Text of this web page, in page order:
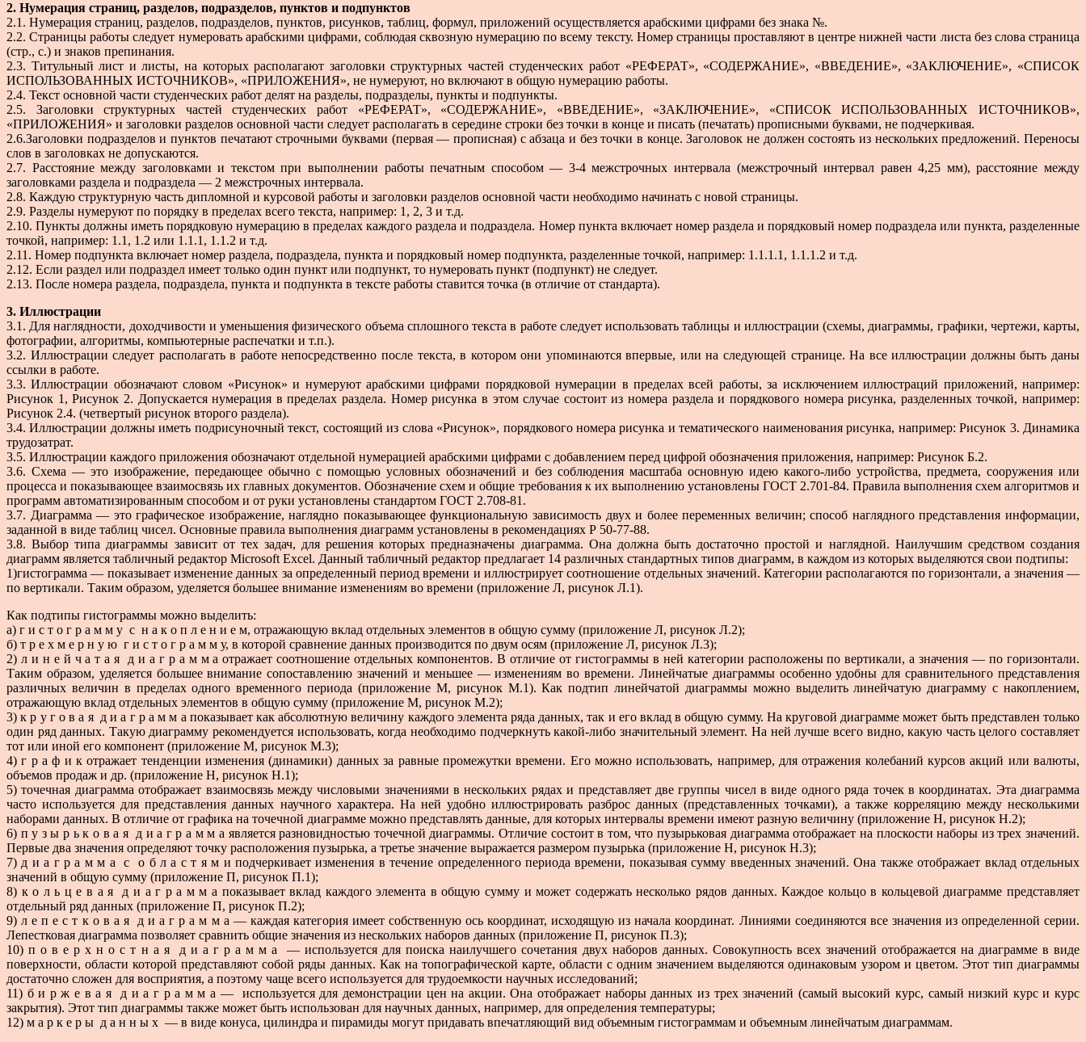
2. Нумерация страниц, разделов, подразделов, пунктов и подпунктов
2.1. Нумерация страниц, разделов, подразделов, пунктов, рисунков, таблиц, формул, приложений осуществляется арабскими цифрами без знака №.
2.2. Страницы работы следует нумеровать арабскими цифрами, соблюдая сквозную нумерацию по всему тексту. Номер страницы проставляют в центре нижней части листа без слова страница
(стр., с.) и знаков препинания.
2.3. Титульный лист и листы, на которых располагают заголовки структурных частей студенческих работ «РЕФЕРАТ», «СОДЕРЖАНИЕ», «ВВЕДЕНИЕ», «ЗАКЛЮЧЕНИЕ», «СПИСОК
ИСПОЛЬЗОВАННЫХ ИСТОЧНИКОВ», «ПРИЛОЖЕНИЯ», не нумеруют, но включают в общую нумерацию работы.
2.4. Текст основной части студенческих работ делят на разделы, подразделы, пункты и подпункты.
2.5. Заголовки структурных частей студенческих работ «РЕФЕРАТ», «СОДЕРЖАНИЕ», «ВВЕДЕНИЕ», «ЗАКЛЮЧЕНИЕ», «СПИСОК ИСПОЛЬЗОВАННЫХ ИСТОЧНИКОВ»,
«ПРИЛОЖЕНИЯ» и заголовки разделов основной части следует располагать в середине строки без точки в конце и писать (печатать) прописными буквами, не подчеркивая.
2.6.Заголовки подразделов и пунктов печатают строчными буквами (первая — прописная) с абзаца и без точки в конце. Заголовок не должен состоять из нескольких предложений. Переносы
слов в заголовках не допускаются.
2.7. Расстояние между заголовками и текстом при выполнении работы печатным способом — 3-4 межстрочных интервала (межстрочный интервал равен 4,25 мм), расстояние между
заголовками раздела и подраздела — 2 межстрочных интервала.
2.8. Каждую структурную часть дипломной и курсовой работы и заголовки разделов основной части необходимо начинать с новой страницы.
2.9. Разделы нумеруют по порядку в пределах всего текста, например: 1, 2, 3 и т.д.
2.10. Пункты должны иметь порядковую нумерацию в пределах каждого раздела и подраздела. Номер пункта включает номер раздела и порядковый номер подраздела или пункта, разделенные
точкой, например: 1.1, 1.2 или 1.1.1, 1.1.2 и т.д.
2.11. Номер подпункта включает номер раздела, подраздела, пункта и порядковый номер подпункта, разделенные точкой, например: 1.1.1.1, 1.1.1.2 и т.д.
2.12. Если раздел или подраздел имеет только один пункт или подпункт, то нумеровать пункт (подпункт) не следует.
2.13. После номера раздела, подраздела, пункта и подпункта в тексте работы ставится точка (в отличие от стандарта).
3. Иллюстрации
3.1. Для наглядности, доходчивости и уменьшения физического объема сплошного текста в работе следует использовать таблицы и иллюстрации (схемы, диаграммы, графики, чертежи, карты,
фотографии, алгоритмы, компьютерные распечатки и т.п.).
3.2. Иллюстрации следует располагать в работе непосредственно после текста, в котором они упоминаются впервые, или на следующей странице. На все иллюстрации должны быть даны
ссылки в работе.
3.3. Иллюстрации обозначают словом «Рисунок» и нумеруют арабскими цифрами порядковой нумерации в пределах всей работы, за исключением иллюстраций приложений, например:
Рисунок 1, Рисунок 2. Допускается нумерация в пределах раздела. Номер рисунка в этом случае состоит из номера раздела и порядкового номера рисунка, разделенных точкой, например:
Рисунок 2.4. (четвертый рисунок второго раздела).
3.4. Иллюстрации должны иметь подрисуночный текст, состоящий из слова «Рисунок», порядкового номера рисунка и тематического наименования рисунка, например: Рисунок 3. Динамика
трудозатрат.
3.5. Иллюстрации каждого приложения обозначают отдельной нумерацией арабскими цифрами с добавлением перед цифрой обозначения приложения, например: Рисунок Б.2.
3.6. Схема — это изображение, передающее обычно с помощью условных обозначений и без соблюдения масштаба основную идею какого-либо устройства, предмета, сооружения или
процесса и показывающее взаимосвязь их главных документов. Обозначение схем и общие требования к их выполнению установлены ГОСТ 2.701-84. Правила выполнения схем алгоритмов и
программ автоматизированным способом и от руки установлены стандартом ГОСТ 2.708-81.
3.7. Диаграмма — это графическое изображение, наглядно показывающее функциональную зависимость двух и более переменных величин; способ наглядного представления информации,
заданной в виде таблиц чисел. Основные правила выполнения диаграмм установлены в рекомендациях Р 50-77-88.
3.8. Выбор типа диаграммы зависит от тех задач, для решения которых предназначены диаграмма. Она должна быть достаточно простой и наглядной. Наилучшим средством создания
диаграмм является табличный редактор Microsoft Excel. Данный табличный редактор предлагает 14 различных стандартных типов диаграмм, в каждом из которых выделяются свои подтипы:
1)гистограмма — показывает изменение данных за определенный период времени и иллюстрирует соотношение отдельных значений. Категории располагаются по горизонтали, а значения —
по вертикали. Таким образом, уделяется большее внимание изменениям во времени (приложение Л, рисунок Л.1).
Как подтипы гистограммы можно выделить:
а) г и с т о г р а м м у с н а к о п л е н и е м, отражающую вклад отдельных элементов в общую сумму (приложение Л, рисунок Л.2);
б) т р е х м е р н у ю г и с т о г р а м м у, в которой сравнение данных производится по двум осям (приложение Л, рисунок Л.3);
2) л и н е й ч а т а я д и а г р а м м а отражает соотношение отдельных компонентов. В отличие от гистограммы в ней категории расположены по вертикали, а значения — по горизонтали.
Таким образом, уделяется большее внимание сопоставлению значений и меньшее — изменениям во времени. Линейчатые диаграммы особенно удобны для сравнительного представления
различных величин в пределах одного временного периода (приложение М, рисунок М.1). Как подтип линейчатой диаграммы можно выделить линейчатую диаграмму с накоплением,
отражающую вклад отдельных элементов в общую сумму (приложение М, рисунок М.2);
3) к р у г о в а я д и а г р а м м а показывает как абсолютную величину каждого элемента ряда данных, так и его вклад в общую сумму. На круговой диаграмме может быть представлен только
один ряд данных. Такую диаграмму рекомендуется использовать, когда необходимо подчеркнуть какой-либо значительный элемент. На ней лучше всего видно, какую часть целого составляет
тот или иной его компонент (приложение М, рисунок М.3);
4) г р а ф и к отражает тенденции изменения (динамики) данных за равные промежутки времени. Его можно использовать, например, для отражения колебаний курсов акций или валюты,
объемов продаж и др. (приложение Н, рисунок Н.1);
5) точечная диаграмма отображает взаимосвязь между числовыми значениями в нескольких рядах и представляет две группы чисел в виде одного ряда точек в координатах. Эта диаграмма
часто используется для представления данных научного характера. На ней удобно иллюстрировать разброс данных (представленных точками), а также корреляцию между несколькими
наборами данных. В отличие от графика на точечной диаграмме можно представлять данные, для которых интервалы времени имеют разную величину (приложение Н, рисунок Н.2);
6) п у з ы р ь к о в а я д и а г р а м м а является разновидностью точечной диаграммы. Отличие состоит в том, что пузырьковая диаграмма отображает на плоскости наборы из трех значений.
Первые два значения определяют точку расположения пузырька, а третье значение выражается размером пузырька (приложение Н, рисунок Н.3);
7) д и а г р а м м а с о б л а с т я м и подчеркивает изменения в течение определенного периода времени, показывая сумму введенных значений. Она также отображает вклад отдельных
значений в общую сумму (приложение П, рисунок П.1);
8) к о л ь ц е в а я д и а г р а м м а показывает вклад каждого элемента в общую сумму и может содержать несколько рядов данных. Каждое кольцо в кольцевой диаграмме представляет
отдельный ряд данных (приложение П, рисунок П.2);
9) л е п е с т к о в а я д и а г р а м м а — каждая категория имеет собственную ось координат, исходящую из начала координат. Линиями соединяются все значения из определенной серии.
Лепестковая диаграмма позволяет сравнить общие значения из нескольких наборов данных (приложение П, рисунок П.3);
10) п о в е р х н о с т н а я д и а г р а м м а — используется для поиска наилучшего сочетания двух наборов данных. Совокупность всех значений отображается на диаграмме в виде
поверхности, области которой представляют собой ряды данных. Как на топографической карте, области с одним значением выделяются одинаковым узором и цветом. Этот тип диаграммы
достаточно сложен для восприятия, а поэтому чаще всего используется для трудоемкости научных исследований;
11) б и р ж е в а я д и а г р а м м а — используется для демонстрации цен на акции. Она отображает наборы данных из трех значений (самый высокий курс, самый низкий курс и курс
закрытия). Этот тип диаграммы также может быть использован для научных данных, например, для определения температуры;
12) м а р к е р ы д а н н ы х — в виде конуса, цилиндра и пирамиды могут придавать впечатляющий вид объемным гистограммам и объемным линейчатым диаграммам.